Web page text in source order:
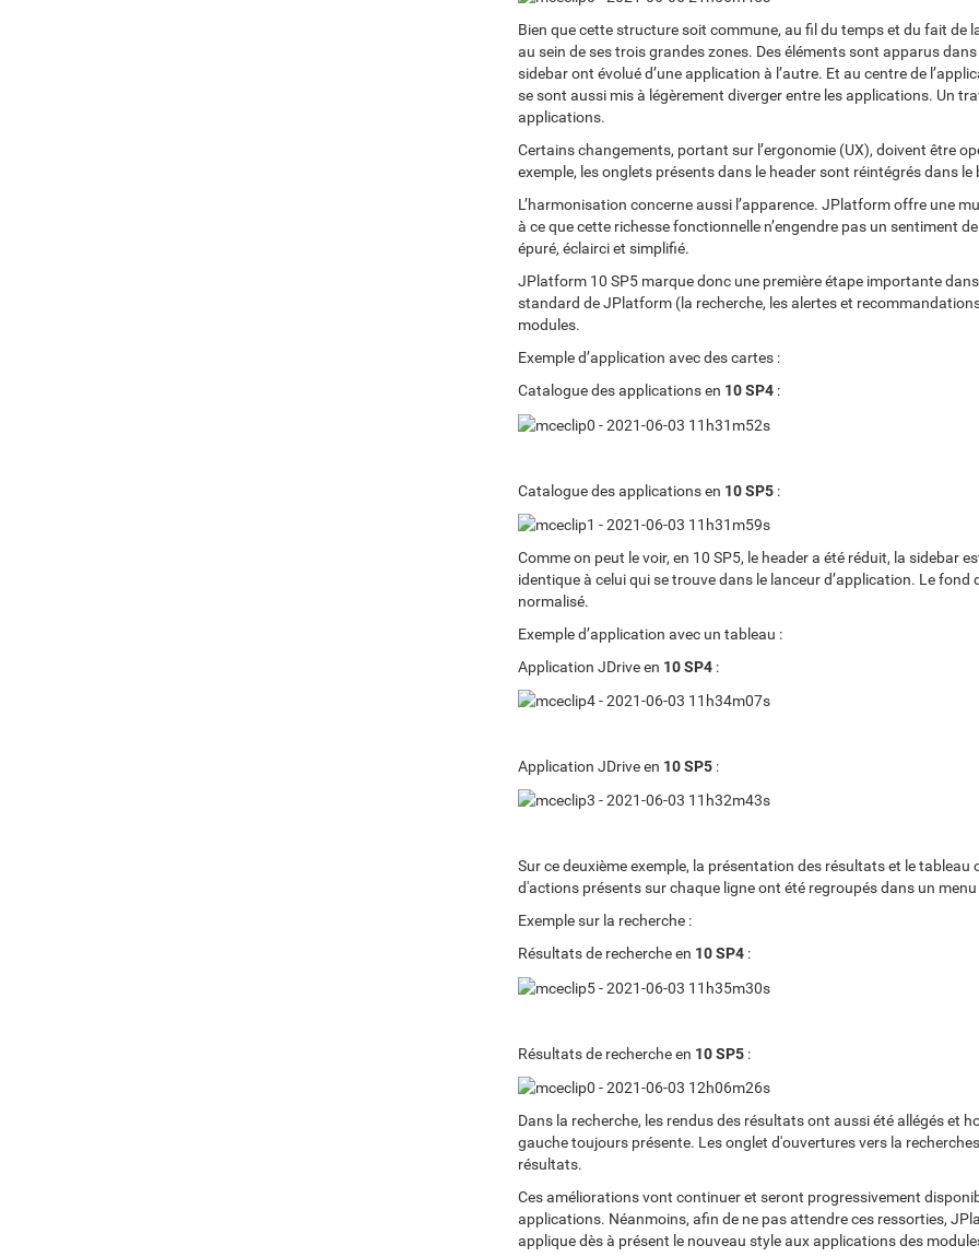
Bien que cette structure soit commune, au fil du temps et du fait
au sein de ses trois grandes zones. Des éléments sont apparus
sidebar ont évolué d’une application à l’autre. Et au centre de
se sont aussi mis à légèrement diverger entre les applications. Un
applications.
Certains changements, portant sur l’ergonomie (UX), doivent être
exemple, les onglets présents dans le header sont réintégrés dans le
L’harmonisation concerne aussi l’apparence. JPlatform offre une
à ce que cette richesse fonctionnelle n’engendre pas un sentiment
épuré, éclairci et simplifié.
JPlatform 10 SP5 marque donc une première étape importante
standard de JPlatform (la recherche, les alertes et
modules.
Exemple d’application avec des cartes :
Catalogue des applications en 10 SP4:
Catalogue des applications en 10 SP5:
Comme on peut le voir, en 10 SP5, le header a été réduit, la sidebar
identique à celui qui se trouve dans le lanceur d’application. Le
normalisé.
Exemple d’application avec un tableau :
Application JDrive en 10 SP4:
Application JDrive en 10 SP5:
Sur ce deuxième exemple, la présentation des résultats et le
d'actions présents sur chaque ligne ont été regroupés dans un menu
Exemple sur la recherche :
Résultats de recherche en 10 SP4:
Résultats de recherche en 10 SP5:
Dans la recherche, les rendus des résultats ont aussi été allégés et
gauche toujours présente. Les onglet d'ouvertures vers la
résultats.
Ces améliorations vont continuer et seront progressivement
applications. Néanmoins, afin de ne pas attendre ces ressorties,
applique dès à présent le nouveau style aux applications des